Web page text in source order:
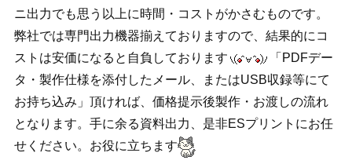
ニ出力でも思う以上に時間・コストがかさむものです。
弊社では専門出力機器揃えておりますので、結果的にコ
ストは安価になると自負しております
「PDFデー
タ・製作仕様を添付したメール、またはUSB収録等にて
お持ち込み」頂ければ、価格提示後製作・お渡しの流れ
となります。手に余る資料出力、是非ESプリントにお任
せください。お役に立ちます